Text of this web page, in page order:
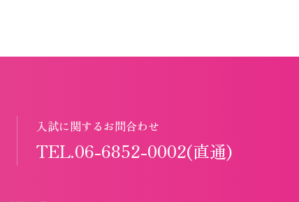
入試に関するお問合わせ
TEL.06-6852-0002(直通)